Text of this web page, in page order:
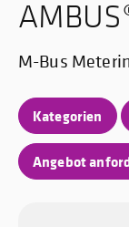
M-Bus
Kategorien
Angebot